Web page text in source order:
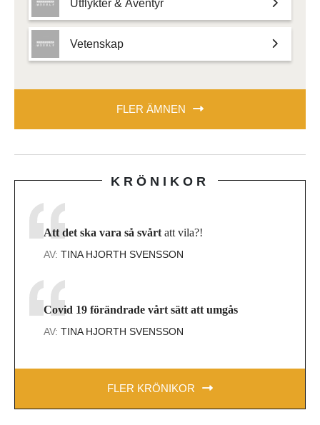
Utflykter & Äventyr
Vetenskap
FLER ÄMNEN
KRÖNIKOR
Att det ska vara så svårt att vila?!
AV: TINA HJORTH SVENSSON
Covid 19 förändrade vårt sätt att umgås
AV: TINA HJORTH SVENSSON
FLER KRÖNIKOR